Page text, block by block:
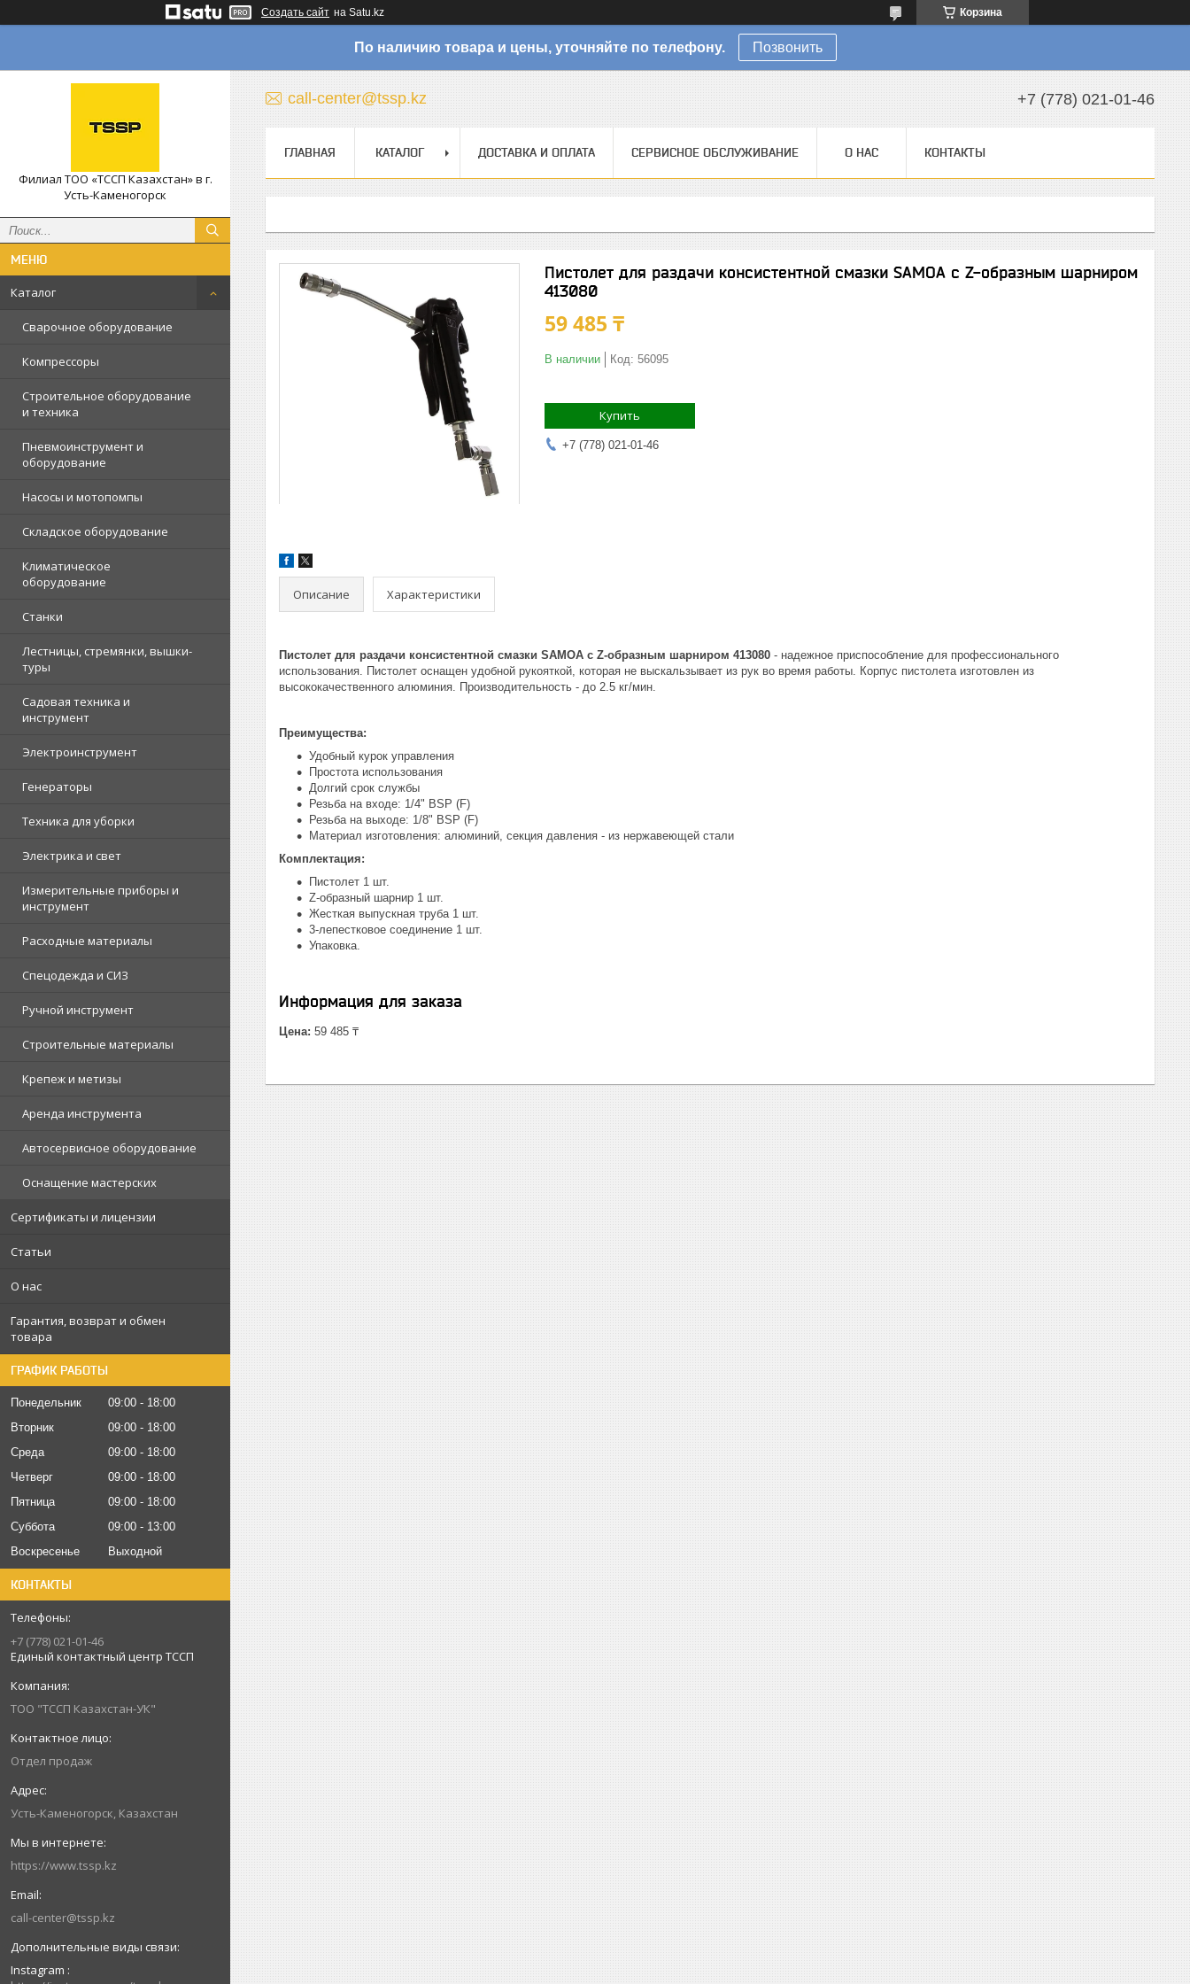
Создать сайт на Satu.kz Корзина
По наличию товара и цены, уточняйте по телефону. Позвонить
Филиал ТОО «ТССП Казахстан» в г.
Усть-Каменогорск
Каталог
Сварочное оборудование
Компрессоры
Строительное оборудование
и техника
Пневмоинструмент и
оборудование
Насосы и мотопомпы
Складское оборудование
Климатическое
оборудование
Станки
Лестницы, стремянки, вышки-
туры
Садовая техника и
инструмент
Электроинструмент
Генераторы
Техника для уборки
Электрика и свет
Измерительные приборы и
инструмент
Расходные материалы
Спецодежда и СИЗ
Ручной инструмент
Строительные материалы
Крепеж и метизы
Аренда инструмента
Автосервисное оборудование
Оснащение мастерских
Сертификаты и лицензии
Статьи
О нас
Гарантия, возврат и обмен
товара
ГРАФИК РАБОТЫ
Понедельник 09:00
18:00
Вторник
09:00
18:00
Среда
09:00
18:00
Четверг
09:00
18:00
Пятница
09:00
18:00
Суббота
09:00
13:00
Воскресенье
Выходной
КОНТАКТЫ
+7 (778) 021-01-46
Единый контактный центр ТССП
ТОО "ТССП Казахстан-УК"
Отдел продаж
Усть-Каменогорск, Казахстан
https://www.tssp.kz
call-center@tssp.kz
Instagram
call-center@tssp.kz +7 (778) 021-01-46
ГЛАВНАЯ КАТАЛОГ ДОСТАВКА И ОПЛАТА СЕРВИСНОЕ ОБСЛУЖИВАНИЕ О НАС КОНТАКТЫ
Пистолет для раздачи консистентной смазки SAMOA с Z-образным шарниром
413080
59 485 ₸
В наличии Код: 56095
Купить
+7 (778) 021-01-46
Описание Характеристики
Пистолет для раздачи консистентной смазки SAMOA с Z-образным шарниром 413080 - надежное приспособление для профессионального
использования. Пистолет оснащен удобной рукояткой, которая не выскальзывает из рук во время работы. Корпус пистолета изготовлен из
высококачественного алюминия. Производительность - до 2.5 кг/мин.
Преимущества:
Удобный курок управления
Простота использования
Долгий срок службы
Резьба на входе: 1/4" BSP (F)
Резьба на выходе: 1/8" BSP (F)
Материал изготовления: алюминий, секция давления - из нержавеющей стали
Комплектация:
Пистолет 1 шт.
Z-образный шарнир 1 шт.
Жесткая выпускная труба 1 шт.
3-лепестковое соединение 1 шт.
Упаковка.
Информация для заказа
Цена: 59 485 ₸